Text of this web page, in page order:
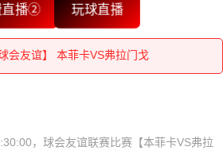
直播② 玩球直播
会友谊】 本菲卡VS弗拉门戈
会友谊】 本菲卡VS弗拉门戈
会友谊】 本菲卡VS弗拉门戈
会友谊】 本菲卡VS弗拉门戈
，球会友谊联赛比赛【本菲卡VS弗拉